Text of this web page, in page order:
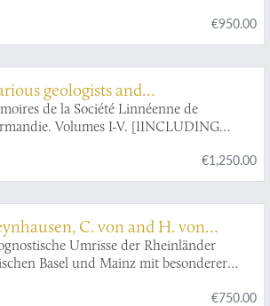
Brongniart's table of the classification of
rocks. Translated with notes by H. T. de
€950.00
geologists and
de la Société Linnéenne de
Volumes I-V. [IINCLUDING
€1,250.00
C. von and H. von
and H. von La Roche
Umrisse der Rheinländer
Basel und Mainz mit besonderer
Beobachtungen entworfen auf einer Reise
€750.00